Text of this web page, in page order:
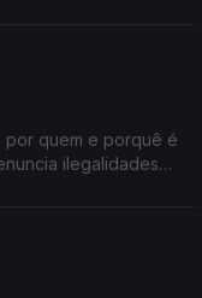
por quem e porquê é
ilegalidades